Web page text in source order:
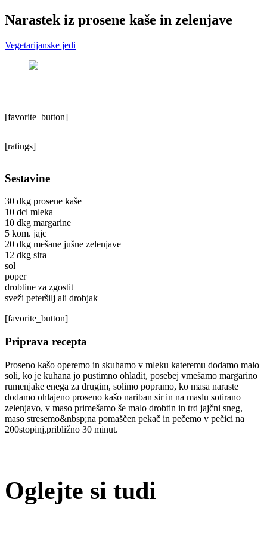
Narastek iz prosene kaše in zelenjave
Vegetarijanske jedi
[favorite_button]
[ratings]
Sestavine
30 dkg prosene kaše
10 dcl mleka
10 dkg margarine
5 kom. jajc
20 dkg mešane jušne zelenjave
12 dkg sira
sol
poper
drobtine za zgostit
sveži peteršilj ali drobjak
[favorite_button]
Priprava recepta
Proseno kašo operemo in skuhamo v mleku kateremu dodamo malo
soli, ko je kuhana jo pustimno ohladit, posebej vmešamo margarino
rumenjake enega za drugim, solimo popramo, ko masa naraste
dodamo ohlajeno proseno kašo nariban sir in na maslu sotirano
zelenjavo, v maso primešamo še malo drobtin in trd jajčni sneg,
maso stresemo&nbsp;na pomaščen pekač in pečemo v pečici na
200stopinj,približno 30 minut.
Oglejte si tudi